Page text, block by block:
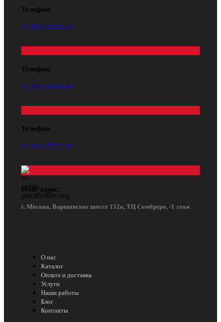
Телефон:
+7 (495) 922-50-48
Телефон:
+7 (916) 669-14-83
Телефон:
+7 (916) 078-27-90
Наш адрес:
г. Москва, Варшавское шоссе 152а, ТЦ Сомбреро, -1 этаж
О нас
Каталог
Оплата и доставка
Услуги
Наши работы
Блог
Контакты